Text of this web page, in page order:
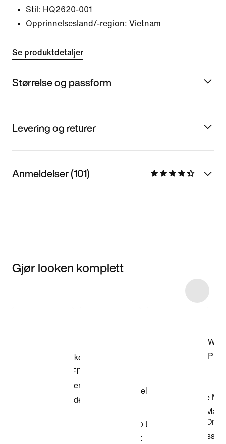
Stil: HQ2620-001
Opprinnelsesland/-region: Vietnam
Se produktdetaljer
Størrelse og passform
Levering og returer
Anmeldelser (101)
Gjør looken komplett